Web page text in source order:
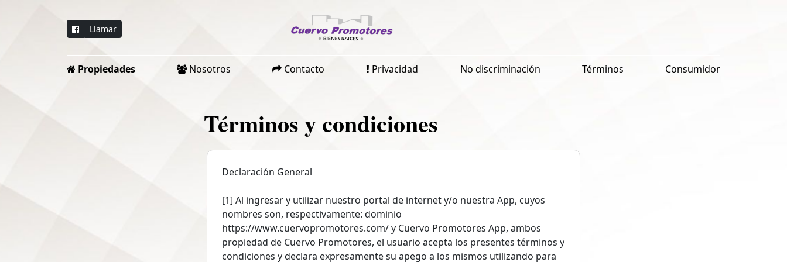
Llamar
Propiedades Nosotros Contacto Privacidad No discriminación Términos Consumidor
Términos y condiciones
Declaración General
[1] Al ingresar y utilizar nuestro portal de internet y/o nuestra App, cuyos
nombres son, respectivamente: dominio
https://www.cuervopromotores.com/ y Cuervo Promotores App, ambos
propiedad de Cuervo Promotores, el usuario acepta los presentes términos y
condiciones y declara expresamente su apego a los mismos utilizando para